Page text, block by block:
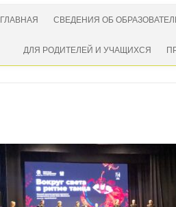
ГЛАВНАЯ СВЕДЕНИЯ ОБ
ДЛЯ РОДИТЕЛЕЙ И УЧАЩИХСЯ